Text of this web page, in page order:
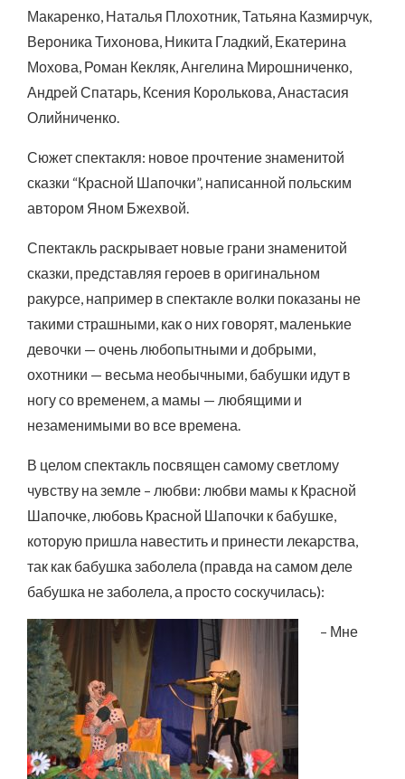
Макаренко, Наталья Плохотник, Татьяна Казмирчук,
Вероника Тихонова, Никита Гладкий, Екатерина
Мохова, Роман Кекляк, Ангелина Мирошниченко,
Андрей Спатарь, Ксения Королькова, Анастасия
Олийниченко.
Сюжет спектакля: новое прочтение знаменитой
сказки “Красной Шапочки”, написанной польским
автором Яном Бжехвой.
Спектакль раскрывает новые грани знаменитой
сказки, представляя героев в оригинальном
ракурсе, например в спектакле волки показаны не
такими страшными, как о них говорят, маленькие
девочки — очень любопытными и добрыми,
охотники — весьма необычными, бабушки идут в
ногу со временем, а мамы — любящими и
незаменимыми во все времена.
В целом спектакль посвящен самому светлому
чувству на земле – любви: любви мамы к Красной
Шапочке, любовь Красной Шапочки к бабушке,
которую пришла навестить и принести лекарства,
так как бабушка заболела (правда на самом деле
бабушка не заболела, а просто соскучилась):
– Мне